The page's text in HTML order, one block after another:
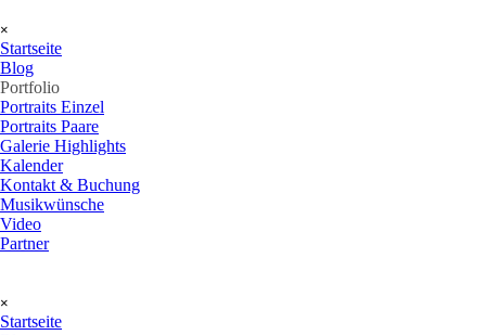
×
Startseite
Blog
Portfolio
Portraits Einzel
Portraits Paare
Galerie Highlights
Kalender
Kontakt & Buchung
Musikwünsche
Video
Partner
×
Startseite